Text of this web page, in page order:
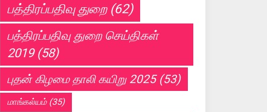
பத்திரப்பதிவு துறை(62)
பத்திரப்பதிவு துறை செய்திகள்
2019(58)
புதன் கிழமை தாலி கயிறு 2025(53)
மாங்கல்யம்(35)